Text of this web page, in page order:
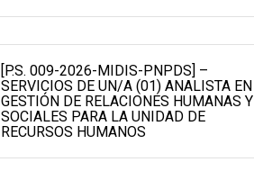
[P.S. 009-2026-MIDIS-PNPDS] –
SERVICIOS DE UN/A (01) ANALISTA EN
GESTIÓN DE RELACIONES HUMANAS Y
SOCIALES PARA LA UNIDAD DE
RECURSOS HUMANOS